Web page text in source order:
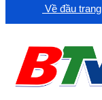
Về đầu trang